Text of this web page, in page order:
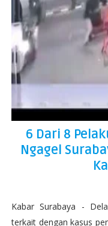
6 Dari 8
Ngagel
Kabar Surabaya -
terkait dengan kasus